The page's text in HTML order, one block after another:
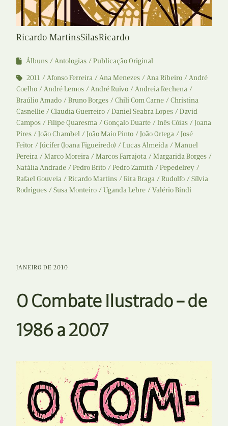
Ricardo MartinsSilasRicardo
Álbuns Antologias
Publicação Original
2011
Afonso Ferreira Ana Menezes Ana Ribeiro
André
Coelho
André Lemos André Ruivo
Andreia Rechena
Braúlio Amado
Bruno Borges Chili Com Carne
Christina
Casnellie
Claudia Guerreiro Daniel Seabra Lopes
David
Campos
Filipe Quaresma Gonçalo Duarte Inês Cóias
Joana
Pires
João Chambel João Maio Pinto João Ortega
José
Feitor
Júcifer (Joana Figueiredo) Lucas Almeida
Manuel
Pereira
Marco Moreira Marcos Farrajota
Margarida Borges
Natália Andrade
Pedro Brito Pedro Zamith
Pepedelrey
Rafael Gouveia
Ricardo Martins Rita Braga Rudolfo
Sílvia
Rodrigues
Susa Monteiro Uganda Lebre Valério Bindi
JANEIRO DE 2010
O Combate Ilustrado – de
1986 a 2007